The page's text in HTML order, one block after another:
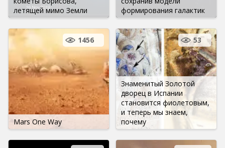
летящей мимо Земли
формирования галактик
Mars One Way
1456
Знаменитый Золотой
дворец в Испании
становится фиолетовым,
и теперь мы знаем,
почему
53